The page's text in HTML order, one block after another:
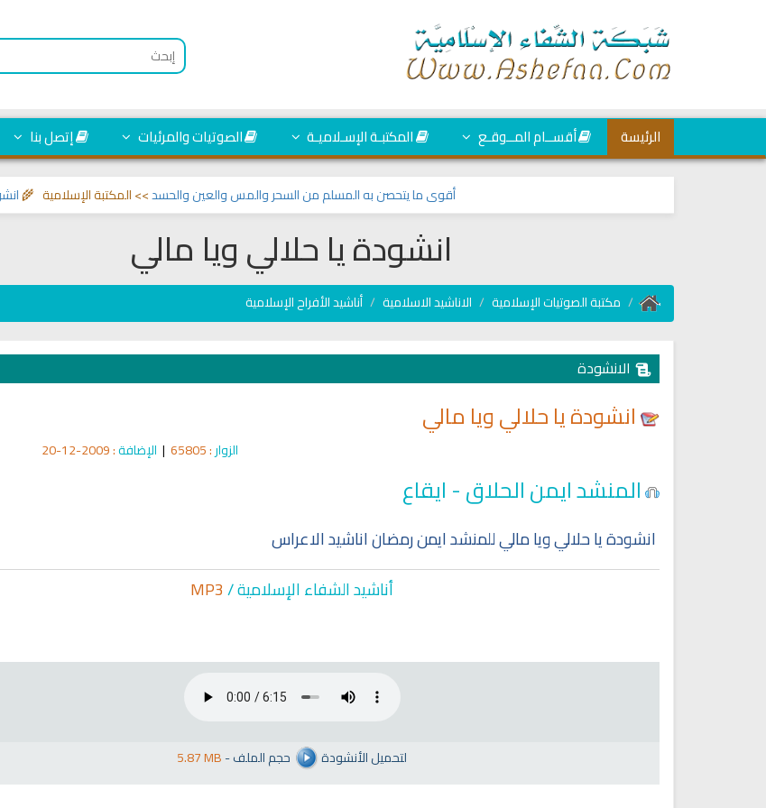
الرئيسة أقســام المــوقـع المكتبـة الإسـلاميـة الصوتيات والمرئيات إتصل بنا
انشودة أقوى ما يتحصن به المسلم من السحر والمس والعين والحسد>> المكتبة الإسلامية 🌾
انشودة يا حلالي ويا مالي
مكتبة الصوتيات الإسلامية الاناشيد الاسلامية أناشيد الأفراح الإسلامية
الانشودة
انشودة يا حلالي ويا مالي
الزوار: 65805
| الإضافة: 2009-12-20
المنشد ايمن الحلاق - ايقاع
انشودة يا حلالي ويا مالي للمنشد ايمن رمضان اناشيد الاعراس
أناشيد الشفاء الإسلامية /MP3
5.87 MB- لتحميل الأنشودة حجم الملف